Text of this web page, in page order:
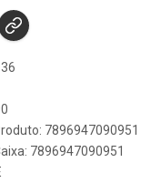
7896947090951
7896947090951